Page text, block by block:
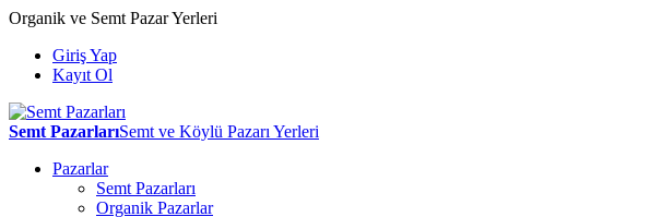
Organik ve Semt Pazar Yerleri
Giriş Yap
Kayıt Ol
Semt PazarlarıSemt ve Köylü Pazarı Yerleri
Pazarlar
Semt Pazarları
Organik Pazarlar